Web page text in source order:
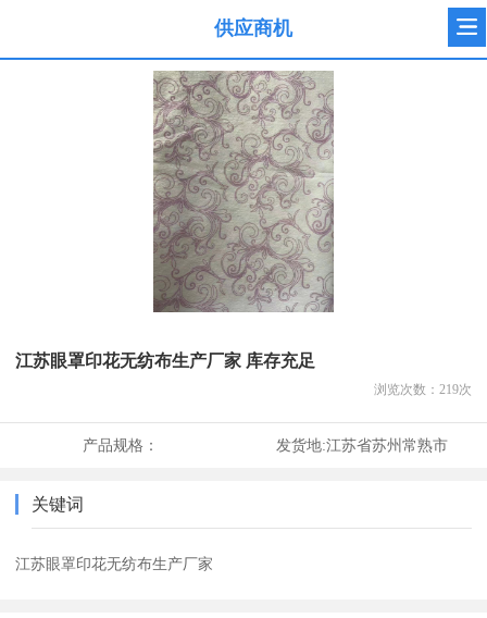
供应商机
江苏眼罩印花无纺布生产厂家 库存充足
浏览次数： 219次
产品规格： 发货地:江苏省苏州常熟市
关键词
江苏眼罩印花无纺布生产厂家